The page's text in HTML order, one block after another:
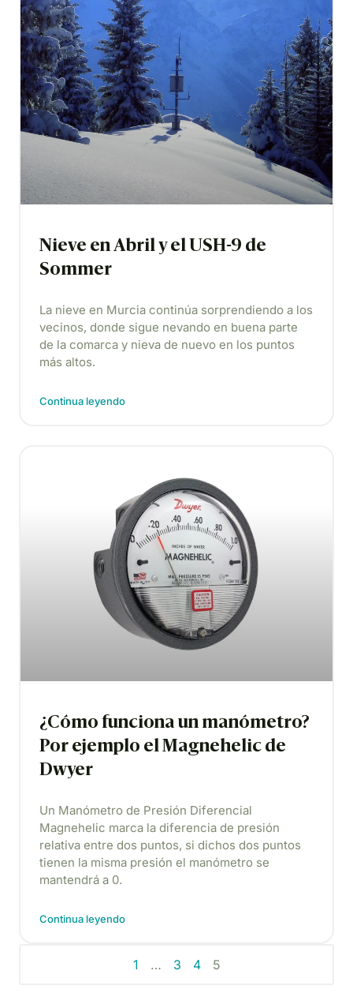
Nieve en Abril y el USH-9 de
Sommer
La nieve en Murcia continúa sorprendiendo a los
vecinos, donde sigue nevando en buena parte
de la comarca y nieva de nuevo en los puntos
más altos.
Continua leyendo
¿Cómo funciona un manómetro?
Por ejemplo el Magnehelic de
Dwyer
Un Manómetro de Presión Diferencial
Magnehelic marca la diferencia de presión
relativa entre dos puntos, si dichos dos puntos
tienen la misma presión el manómetro se
mantendrá a 0.
Continua leyendo
1 … 3 4 5